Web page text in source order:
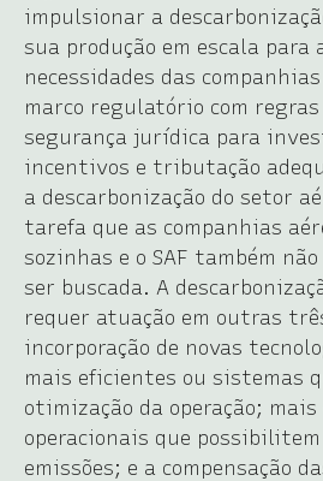
impulsionar a
sua produção em escala para
necessidades das
marco regulatório com
segurança jurídica para
incentivos e tributação
a descarbonização do setor
tarefa que as companhias
sozinhas e o SAF também
ser buscada. A
requer atuação em outras
incorporação de novas
mais eficientes ou sistemas
otimização da operação;
operacionais que
emissões; e a compensação